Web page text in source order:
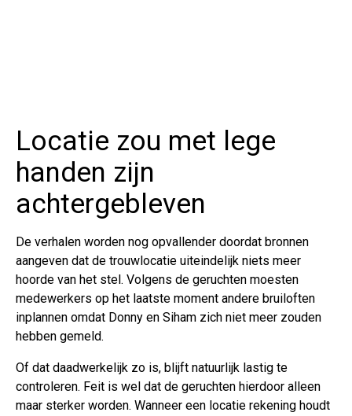
Locatie zou met lege
handen zijn
achtergebleven
De verhalen worden nog opvallender doordat bronnen
aangeven dat de trouwlocatie uiteindelijk niets meer
hoorde van het stel. Volgens de geruchten moesten
medewerkers op het laatste moment andere bruiloften
inplannen omdat Donny en Siham zich niet meer zouden
hebben gemeld.
Of dat daadwerkelijk zo is, blijft natuurlijk lastig te
controleren. Feit is wel dat de geruchten hierdoor alleen
maar sterker worden. Wanneer een locatie rekening houdt